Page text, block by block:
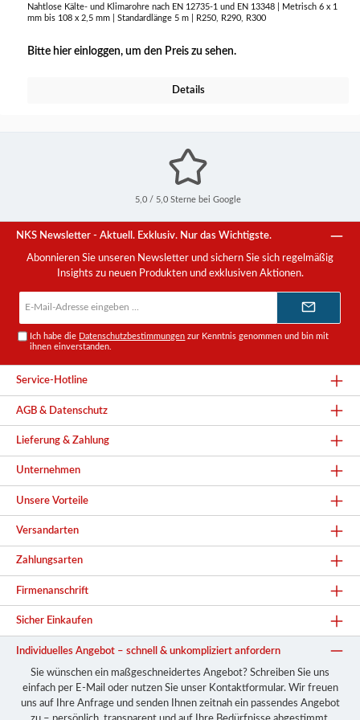
Nahtlose Kälte- und Klimarohre nach EN 12735-1 und EN 13348 | Metrisch 6 x 1
mm bis 108 x 2,5 mm | Standardlänge 5 m | R250, R290, R300
Bitte hier einloggen, um den Preis zu sehen.
Details
5,0 / 5,0 Sterne bei Google
NKS Newsletter - Aktuell. Exklusiv. Nur das Wichtigste.
Abonnieren Sie unseren Newsletter und sichern Sie sich regelmäßig
Insights zu neuen Produkten und exklusiven Aktionen.
Ich habe die Datenschutzbestimmungen zur Kenntnis genommen und bin mit
ihnen einverstanden.
Service-Hotline
AGB & Datenschutz
Lieferung & Zahlung
Unternehmen
Unsere Vorteile
Versandarten
Zahlungsarten
Firmenanschrift
Sicher Einkaufen
Individuelles Angebot – schnell & unkompliziert anfordern
Sie wünschen ein maßgeschneidertes Angebot? Schreiben Sie uns
einfach per E-Mail oder nutzen Sie unser Kontaktformular. Wir freuen
uns auf Ihre Anfrage und senden Ihnen zeitnah ein passendes Angebot